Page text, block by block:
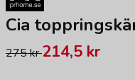
Cia
275 kr214,5 kr